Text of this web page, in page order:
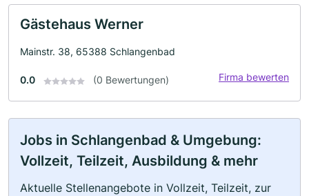
Gästehaus Werner
Mainstr. 38, 65388 Schlangenbad
0.0 (0 Bewertungen) Firma bewerten
Jobs in Schlangenbad & Umgebung:
Vollzeit, Teilzeit, Ausbildung & mehr
Aktuelle Stellenangebote in Vollzeit, Teilzeit, zur